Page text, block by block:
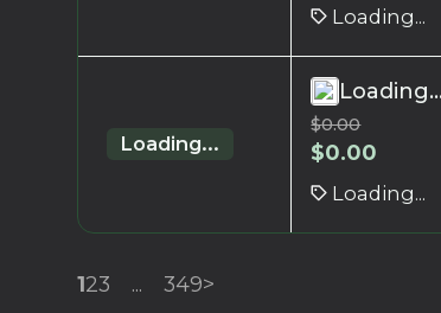
Loading...
Loading...
Loading...
$0.00
$0.00
Loading...
123 ... 349>